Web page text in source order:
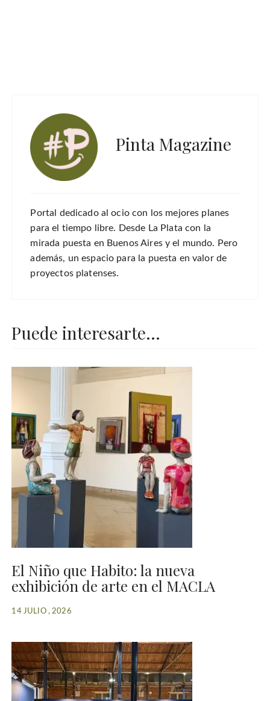
Pinta Magazine
Portal dedicado al ocio con los mejores planes
para el tiempo libre. Desde La Plata con la
mirada puesta en Buenos Aires y el mundo. Pero
además, un espacio para la puesta en valor de
proyectos platenses.
Puede interesarte...
El Niño que Habito: la nueva
exhibición de arte en el MACLA
14 JULIO , 2026